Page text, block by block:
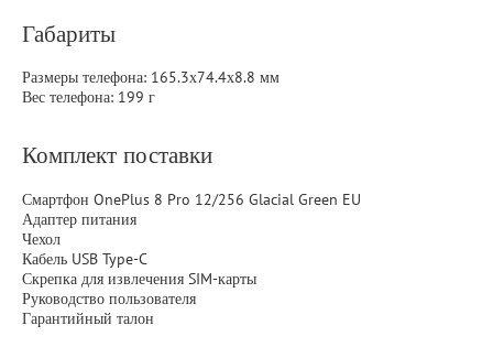
Габариты
Размеры телефона: 165.3х74.4х8.8 мм
Вес телефона: 199 г
Комплект поставки
Смартфон OnePlus 8 Pro 12/256 Glacial Green EU
Адаптер питания
Чехол
Кабель USB Type-C
Скрепка для извлечения SIM-карты
Руководство пользователя
Гарантийный талон